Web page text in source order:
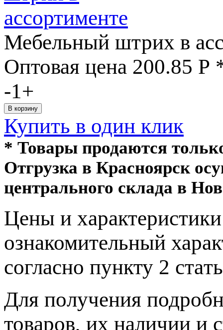
Мебельный штрих в
Оптовая цена 200.85 Р
-1+
Купить в один клик
* Товары продаются
Отгрузка в Красноярск
центрального склада в
Цeны и
ознакомительный
согласно пункту 2
Для пoлучения
товaров, их нaличии и